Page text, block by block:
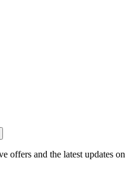
offers and the latest updates on